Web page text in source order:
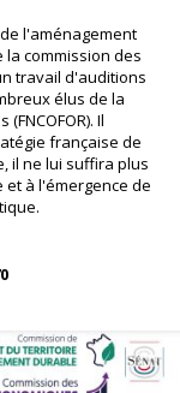
l'aménagement
commission des
travail d'auditions
élus de la
Il
française de
il ne lui suffira plus
à l'émergence de